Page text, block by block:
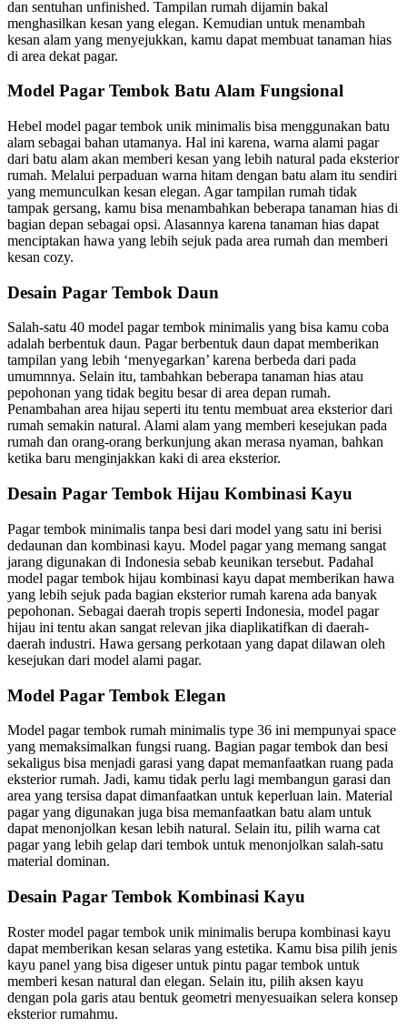
dan sentuhan unfinished. Tampilan rumah dijamin bakal
menghasilkan kesan yang elegan. Kemudian untuk menambah
kesan alam yang menyejukkan, kamu dapat membuat tanaman hias
di area dekat pagar.
Model Pagar Tembok Batu Alam Fungsional
Hebel model pagar tembok unik minimalis bisa menggunakan batu
alam sebagai bahan utamanya. Hal ini karena, warna alami pagar
dari batu alam akan memberi kesan yang lebih natural pada eksterior
rumah. Melalui perpaduan warna hitam dengan batu alam itu sendiri
yang memunculkan kesan elegan. Agar tampilan rumah tidak
tampak gersang, kamu bisa menambahkan beberapa tanaman hias di
bagian depan sebagai opsi. Alasannya karena tanaman hias dapat
menciptakan hawa yang lebih sejuk pada area rumah dan memberi
kesan cozy.
Desain Pagar Tembok Daun
Salah-satu 40 model pagar tembok minimalis yang bisa kamu coba
adalah berbentuk daun. Pagar berbentuk daun dapat memberikan
tampilan yang lebih ‘menyegarkan’ karena berbeda dari pada
umumnnya. Selain itu, tambahkan beberapa tanaman hias atau
pepohonan yang tidak begitu besar di area depan rumah.
Penambahan area hijau seperti itu tentu membuat area eksterior dari
rumah semakin natural. Alami alam yang memberi kesejukan pada
rumah dan orang-orang berkunjung akan merasa nyaman, bahkan
ketika baru menginjakkan kaki di area eksterior.
Desain Pagar Tembok Hijau Kombinasi Kayu
Pagar tembok minimalis tanpa besi dari model yang satu ini berisi
dedaunan dan kombinasi kayu. Model pagar yang memang sangat
jarang digunakan di Indonesia sebab keunikan tersebut. Padahal
model pagar tembok hijau kombinasi kayu dapat memberikan hawa
yang lebih sejuk pada bagian eksterior rumah karena ada banyak
pepohonan. Sebagai daerah tropis seperti Indonesia, model pagar
hijau ini tentu akan sangat relevan jika diaplikatifkan di daerah-
daerah industri. Hawa gersang perkotaan yang dapat dilawan oleh
kesejukan dari model alami pagar.
Model Pagar Tembok Elegan
Model pagar tembok rumah minimalis type 36 ini mempunyai space
yang memaksimalkan fungsi ruang. Bagian pagar tembok dan besi
sekaligus bisa menjadi garasi yang dapat memanfaatkan ruang pada
eksterior rumah. Jadi, kamu tidak perlu lagi membangun garasi dan
area yang tersisa dapat dimanfaatkan untuk keperluan lain. Material
pagar yang digunakan juga bisa memanfaatkan batu alam untuk
dapat menonjolkan kesan lebih natural. Selain itu, pilih warna cat
pagar yang lebih gelap dari tembok untuk menonjolkan salah-satu
material dominan.
Desain Pagar Tembok Kombinasi Kayu
Roster model pagar tembok unik minimalis berupa kombinasi kayu
dapat memberikan kesan selaras yang estetika. Kamu bisa pilih jenis
kayu panel yang bisa digeser untuk pintu pagar tembok untuk
memberi kesan natural dan elegan. Selain itu, pilih aksen kayu
dengan pola garis atau bentuk geometri menyesuaikan selera konsep
eksterior rumahmu.